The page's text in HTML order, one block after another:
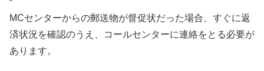
MCセンターからの郵送物が督促状だった場合、すぐに返
済状況を確認のうえ、コールセンターに連絡をとる必要が
あります。